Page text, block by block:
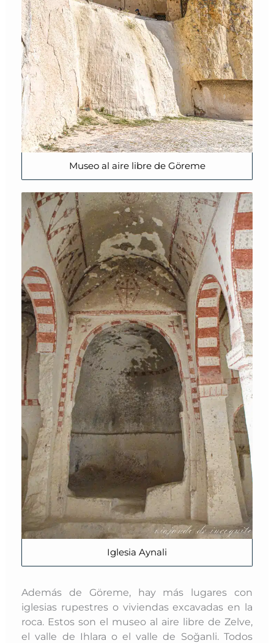
Museo al aire libre de Göreme
Iglesia Aynali
Además de Göreme, hay más lugares con
iglesias rupestres o viviendas excavadas en la
roca. Estos son el museo al aire libre de Zelve,
el valle de Ihlara o el valle de Soğanli. Todos